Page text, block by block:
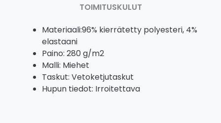
TOIMITUSKULUT
Materiaali:96% kierrätetty polyesteri, 4%
elastaani
Paino: 280 g/m2
Malli: Miehet
Taskut: Vetoketjutaskut
Hupun tiedot: Irroitettava